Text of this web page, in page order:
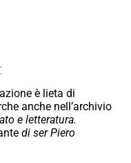
è lieta di
anche nell’archivio
e letteratura.
di ser Piero